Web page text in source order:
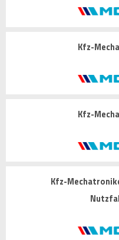
Kfz-
Kfz-
Kfz-